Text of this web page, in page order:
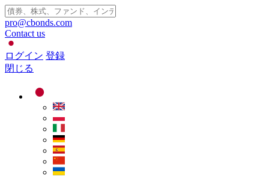
pro@cbonds.com
Contact us
ログイン 登録
閉じる